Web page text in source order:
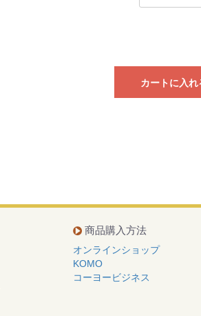
カートに入れ
商品購入方法
オンラインショップ
KOMO
コーヨービジネス